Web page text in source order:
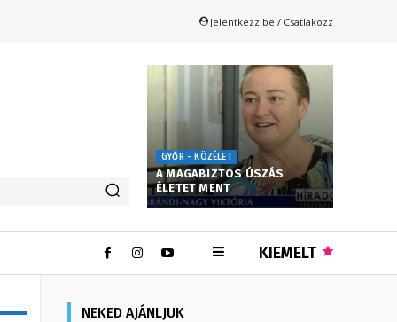
Jelentkezz be / Csatlakozz
GYŐR - KÖZÉLET
A MAGABIZTOS ÚSZÁS
ÉLETET MENT
KIEMELT
NEKED AJÁNLJUK